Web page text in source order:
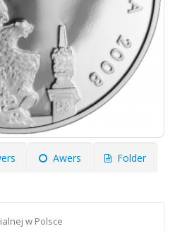
Awers Folder
w Polsce